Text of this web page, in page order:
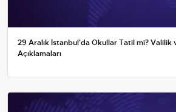
29 Aralık İstanbul'da Okullar Tatil mi? Valilik
Açıklamaları